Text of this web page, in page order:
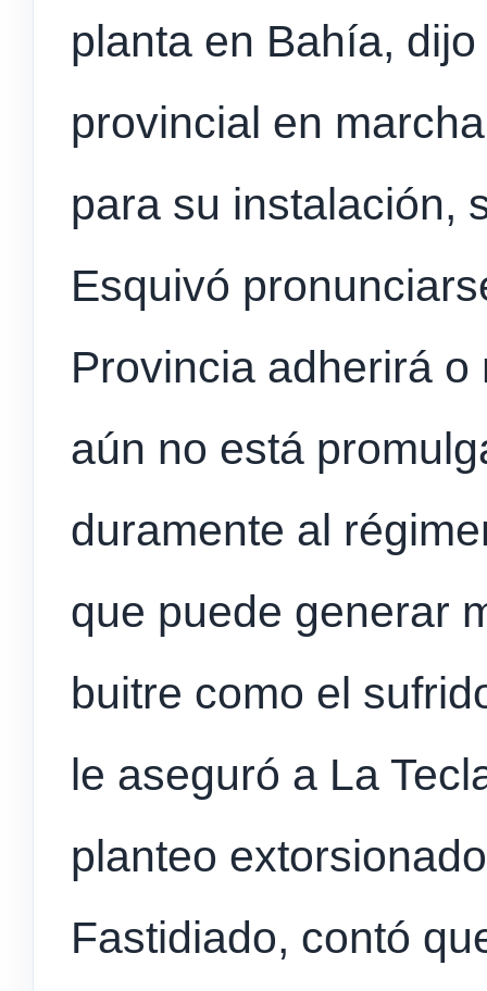
planta en Bahía,
provincial en
para su instalación,
Esquivó
Provincia adherirá
aún no está
duramente al
que puede generar
buitre como el
le aseguró a La
planteo
Fastidiado, contó